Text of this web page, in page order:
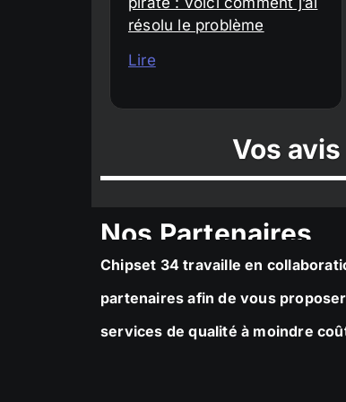
résolu le problème
Lire
Vos avis
Nos Partenaires
Chipset 34 travaille en
partenaires afin de vous
services de qualité à moindre